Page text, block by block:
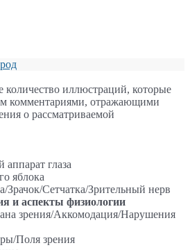
количество иллюстраций, которые
комментариями, отражающими
о рассматриваемой
глаза
яблока
Зрачок/Сетчатка/Зрительный нерв
и аспекты физиологии
зрения/Аккомодация/Нарушения
Поля зрения